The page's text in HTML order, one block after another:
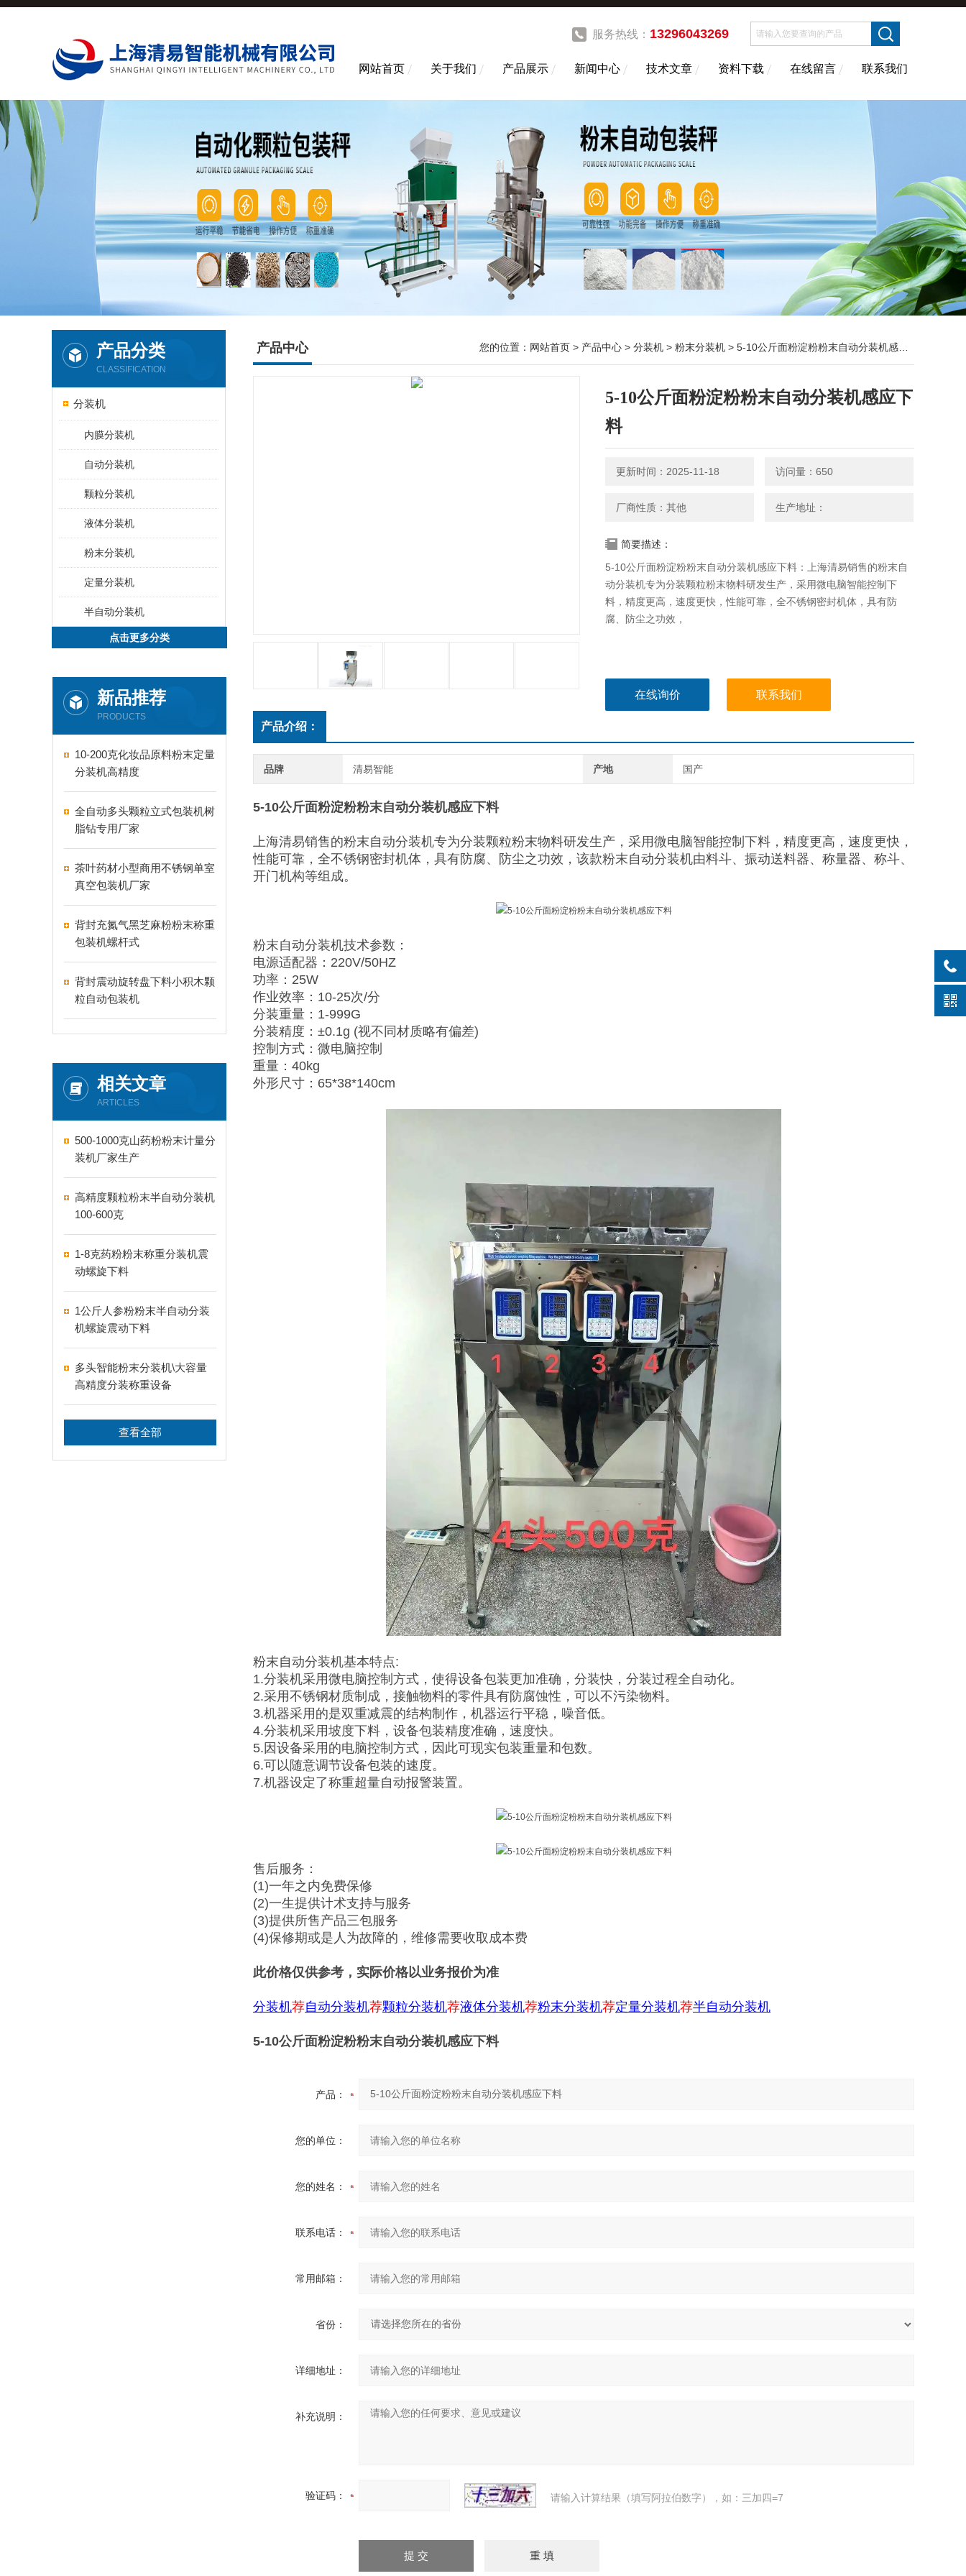
服务热线： 13296043269
网站首页 关于我们 产品展示 新闻中心 技术文章 资料下载 在线留言 联系我们
产品分类
CLASSIFICATION
分装机
内膜分装机
自动分装机
颗粒分装机
液体分装机
粉末分装机
定量分装机
半自动分装机
点击更多分类
新品推荐
PRODUCTS
10-200克化妆品原料粉末定量
分装机高精度
全自动多头颗粒立式包装机树
脂钻专用厂家
茶叶药材小型商用不锈钢单室
真空包装机厂家
背封充氮气黑芝麻粉粉末称重
包装机螺杆式
背封震动旋转盘下料小积木颗
粒自动包装机
相关文章
ARTICLES
500-1000克山药粉粉末计量分
装机厂家生产
高精度颗粒粉末半自动分装机
100-600克
1-8克药粉粉末称重分装机震
动螺旋下料
1公斤人参粉粉末半自动分装
机螺旋震动下料
多头智能粉末分装机\大容量
高精度分装称重设备
查看全部
产品中心 您的位置： 网站首页 > 产品中心 > 分装机 > 粉末分装机 > 5-10公斤面粉淀粉粉末自动分装机感应下料
5-10公斤面粉淀粉粉末自动分装机感应下
料
更新时间：2025-11-18 访问量：650
厂商性质：其他 生产地址：
简要描述：
5-10公斤面粉淀粉粉末自动分装机感应下料：上海清易销售的粉末自
动分装机​专为分装颗粒粉末物料研发生产，采用微电脑智能控制下
料，精度更高，速度更快，性能可靠，全不锈钢密封机体，具有防
腐、防尘之功效，
在线询价 联系我们
产品介绍：
品牌 清易智能 产地 国产
5-10公斤面粉淀粉粉末自动分装机感应下料
上海清易销售的粉末自动分装机专为分装颗粒粉末物料研发生产，采用微电脑智能控制下料，精度更高，速度更快，
性能可靠，全不锈钢密封机体，具有防腐、防尘之功效，该款粉末自动分装机由料斗、振动送料器、称量器、称斗、
开门机构等组成。
粉末自动分装机技术参数：
电源适配器：220V/50HZ
功率：25W
作业效率：10-25次/分
分装重量：1-999G
分装精度：±0.1g (视不同材质略有偏差)
控制方式：微电脑控制
重量：40kg
外形尺寸：65*38*140cm
粉末自动分装机基本特点:
1.分装机采用微电脑控制方式，使得设备包装更加准确，分装快，分装过程全自动化。
2.采用不锈钢材质制成，接触物料的零件具有防腐蚀性，可以不污染物料。
3.机器采用的是双重减震的结构制作，机器运行平稳，噪音低。
4.分装机采用坡度下料，设备包装精度准确，速度快。
5.因设备采用的电脑控制方式，因此可现实包装重量和包数。
6.可以随意调节设备包装的速度。
7.机器设定了称重超量自动报警装置。
售后服务：
(1)一年之内免费保修
(2)一生提供计术支持与服务
(3)提供所售产品三包服务
(4)保修期或是人为故障的，维修需要收取成本费
此价格仅供参考，实际价格以业务报价为准
分装机荐自动分装机荐颗粒分装机荐液体分装机荐粉末分装机荐定量分装机荐半自动分装机
5-10公斤面粉淀粉粉末自动分装机感应下料
产品：
您的单位：
您的姓名：
联系电话：
常用邮箱：
省份：
详细地址：
补充说明：
验证码： 请输入计算结果（填写阿拉伯数字），如：三加四=7